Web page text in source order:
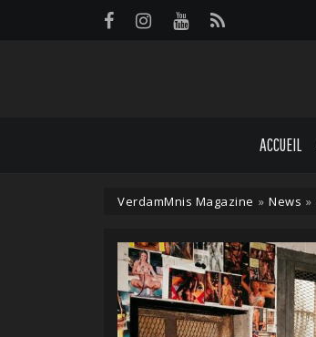
ACCUEIL
VerdamMnis Magazine » News »
Panneau de gestion des cookies